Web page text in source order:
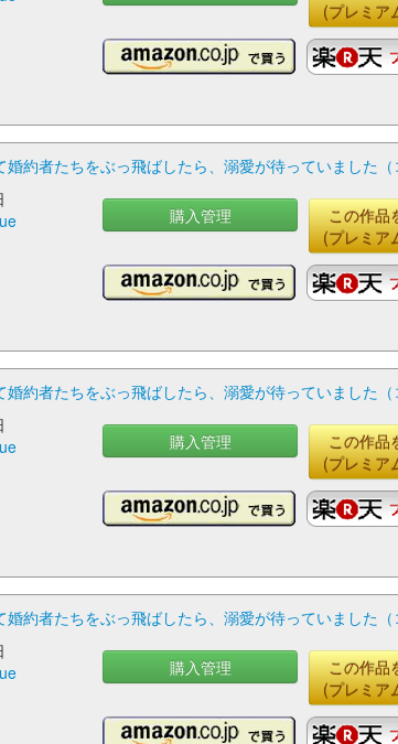
(プレミア
約者たちをぶっ飛ばしたら、溺愛が待っていました
購入管理
この作品
(プレミア
約者たちをぶっ飛ばしたら、溺愛が待っていました
購入管理
この作品
(プレミア
約者たちをぶっ飛ばしたら、溺愛が待っていました
購入管理
この作品
(プレミア